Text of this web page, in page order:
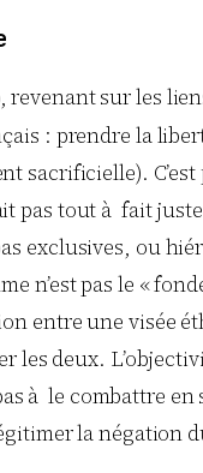
revenant sur les
: prendre la
sacrificielle).
pas tout à fait
exclusives, ou
n’est pas le «
entre une visée
les deux.
à le combattre en
la négation